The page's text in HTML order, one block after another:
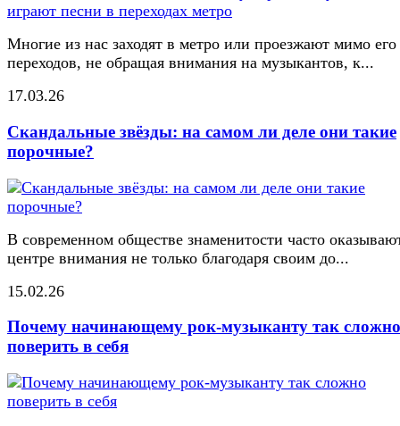
Многие из нас заходят в метро или проезжают мимо его
переходов, не обращая внимания на музыкантов, к...
17.03.26
Скандальные звёзды: на самом ли деле они такие
порочные?
В современном обществе знаменитости часто
центре внимания не только благодаря своим до...
15.02.26
Почему начинающему рок-музыканту так сложно
поверить в себя